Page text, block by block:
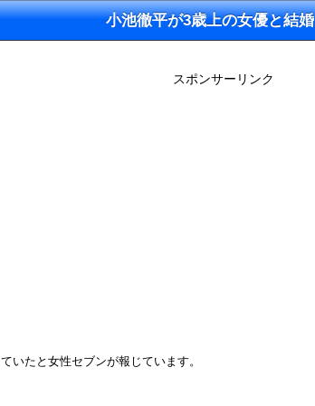
小池徹平が3歳上の女優と結婚
スポンサーリンク
いたと女性セブンが報じています。